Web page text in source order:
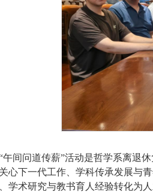
午间问道传薪”活动是哲学系离退
心下一代工作、学科传承发展与
学术研究与教书育人经验转化为